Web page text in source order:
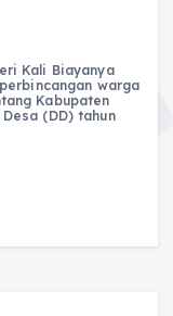
Kali Biayanya
warga
Kabupaten
(DD) tahun